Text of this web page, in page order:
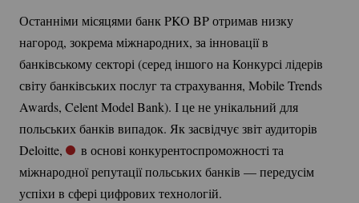
Останніми місяцями банк PKO BP отримав низку
нагород, зокрема міжнародних, за інновації в
банківському секторі (серед іншого на Конкурсі лідерів
світу банківських послуг та страхування, Mobile Trends
Awards, Celent Model Bank). І це не унікальний для
польських банків випадок. Як засвідчує звіт аудиторів
Deloitte,
в основі конкурентоспроможності та
міжнародної репутації польських банків — передусім
успіхи в сфері цифрових технологій.